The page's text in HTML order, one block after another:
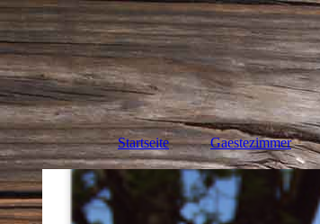
Startseite Gaestezimmer